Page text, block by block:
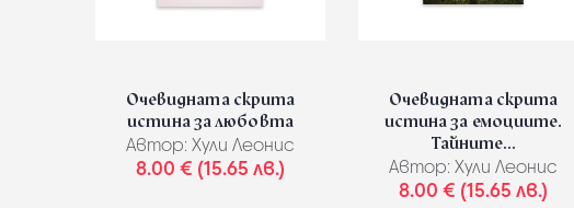
Очевидната скрита
истина за любовта
Автор: Хули Леонис
8.00 € (15.65 лв.)
Очевидната скрита
истина за емоциите.
Тайните...
Автор: Хули Леонис
8.00 € (15.65 лв.)